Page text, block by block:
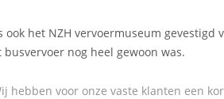
het NZH vervoermuseum gevestigd
nog heel gewoon was.
hebben voor onze vaste klanten een